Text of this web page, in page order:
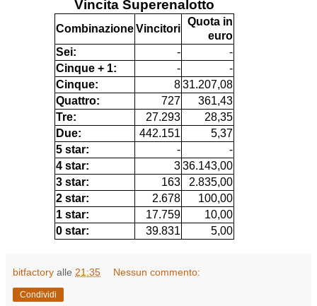
Vincita Superenalotto
CombinazioneVincitori
Quota in
euro
Sei:
-
-
Cinque + 1:
-
-
Cinque:
831.207,08
Quattro:
727
361,43
Tre:
27.293
28,35
Due:
442.151
5,37
5 star:
-
-
4 star:
336.143,00
3 star:
163
2.835,00
2 star:
2.678
100,00
1 star:
17.759
10,00
0 star:
39.831 5,00
bitfactory alle 21:35 Nessun commento:
Condividi